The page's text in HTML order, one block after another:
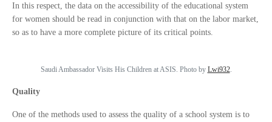
In this respect, the data on the accessibility of the educational system
for women should be read in conjunction with that on the labor market,
so as to have a more complete picture of its critical points.
Saudi Ambassador Visits His Children at ASIS. Photo by Lwi932.
Quality
One of the methods used to assess the quality of a school system is to